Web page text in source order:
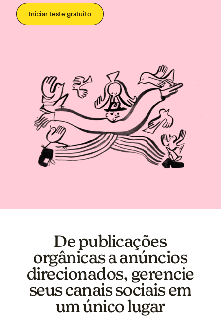
Iniciar teste gratuito
De publicações
orgânicas a anúncios
direcionados, gerencie
seus canais sociais em
um único lugar